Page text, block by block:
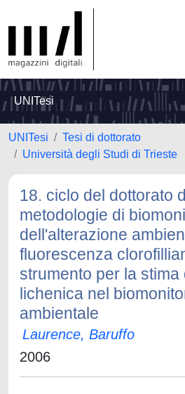
UNITesi
UNITesi
Tesi di dottorato
Università degli Studi di Trieste
18. ciclo del dottorato
metodologie di
dell'alterazione
fluorescenza
strumento per la stima
lichenica nel
ambientale
Laurence, Baruffo
2006